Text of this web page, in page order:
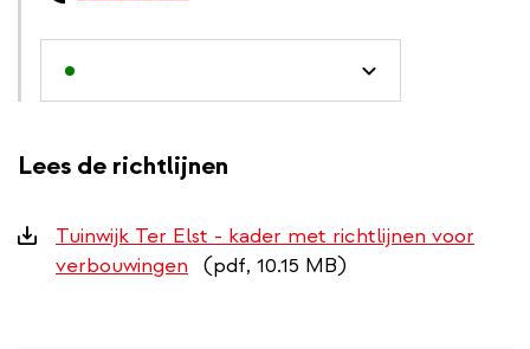
Lees de richtlijnen
Downloads
Tuinwijk Ter Elst - kader met richtlijnen voor
verbouwingen
(pdf, 10.15 MB)